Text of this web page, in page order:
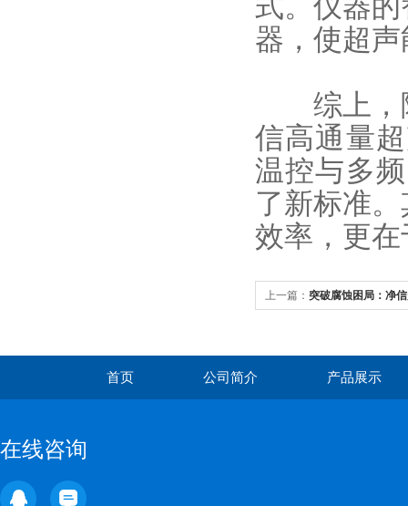
式。 仪器
器，使超
综上，随
信高通量
温控与多
了新标准。
效率，更
上一篇： 突破腐蚀困局：净
首页 公司简介 产品展示
在线咨询